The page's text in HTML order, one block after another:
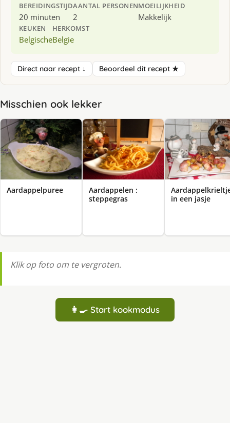
BEREIDINGSTIJD
20 minuten
AANTAL PERSONEN
2
MOEILIJKHEID
Makkelijk
KEUKEN
Belgische
HERKOMST
Belgie
Direct naar recept ↓ Beoordeel dit recept ★
Misschien ook lekker
Aardappelpuree
Aardappelen :
steppegras
in een jasje
Klik op foto om te vergroten.
👩‍🍳 Start kookmodus